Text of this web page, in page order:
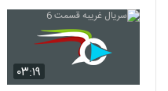
۰۳:۱۹